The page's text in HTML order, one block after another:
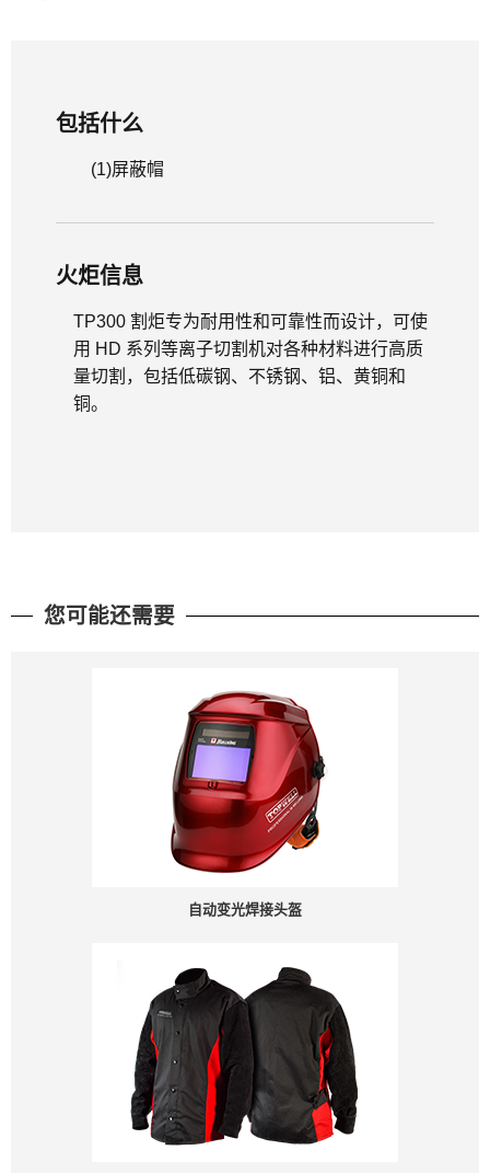
包括什么
(1)屏蔽帽
火炬信息
TP300 割炬专为耐用性和可靠性而设计，可使
用 HD 系列等离子切割机对各种材料进行高质
量切割，包括低碳钢、不锈钢、铝、黄铜和
铜。
您可能还需要
自动变光焊接头盔